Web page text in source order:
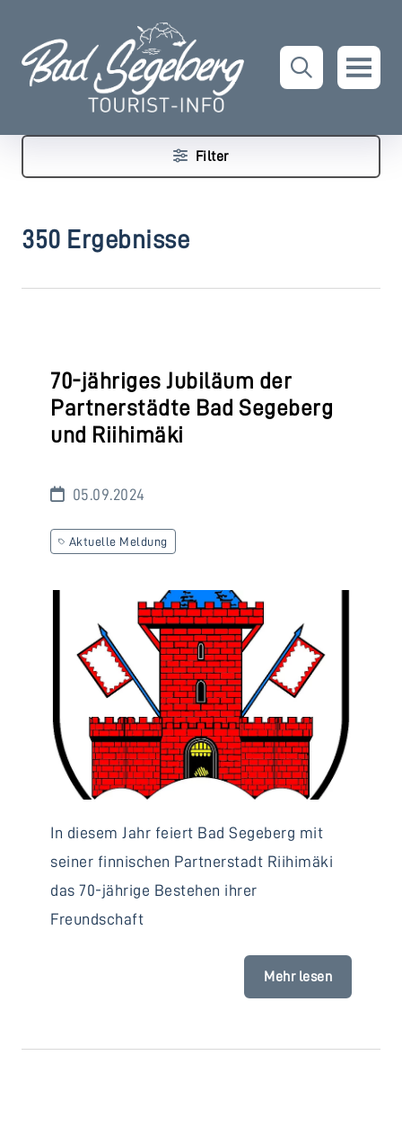
350 Ergebnisse
70-jähriges Jubiläum der
Partnerstädte Bad Segeberg
und Riihimäki
05.09.2024
Aktuelle Meldung
In diesem Jahr feiert Bad Segeberg mit
seiner finnischen Partnerstadt Riihimäki
das 70-jährige Bestehen ihrer
Freundschaft
Mehr lesen
Filter